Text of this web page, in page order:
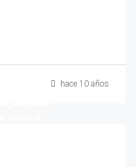
hace 10 años